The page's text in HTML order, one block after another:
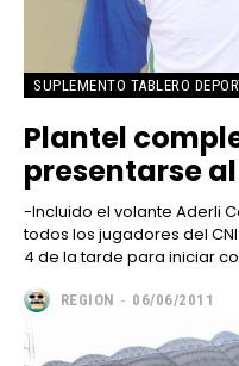
SUPLEMENTO TABLERO
Plantel
presentarse
-Incluido el volante Aderli Campos Todos,
todos los jugadores del
4 de la tarde para iniciar
REGION - 06/06/2011